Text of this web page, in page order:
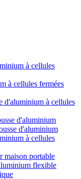
à cellules
à cellules fermées
d'aluminium à cellules
d'aluminium
d'aluminium
à cellules
maison portable
flexible